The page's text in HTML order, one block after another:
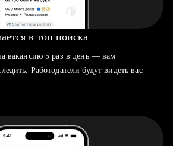
в топ поиска
вакансию 5 раз в день — вам
Работодатели будут видеть вас